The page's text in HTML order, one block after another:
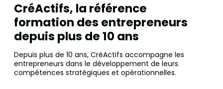
CréActifs, la référence
formation des entrepreneurs
depuis plus de 10 ans
Depuis plus de 10 ans, CréActifs accompagne les
entrepreneurs dans le développement de leurs
compétences stratégiques et opérationnelles.